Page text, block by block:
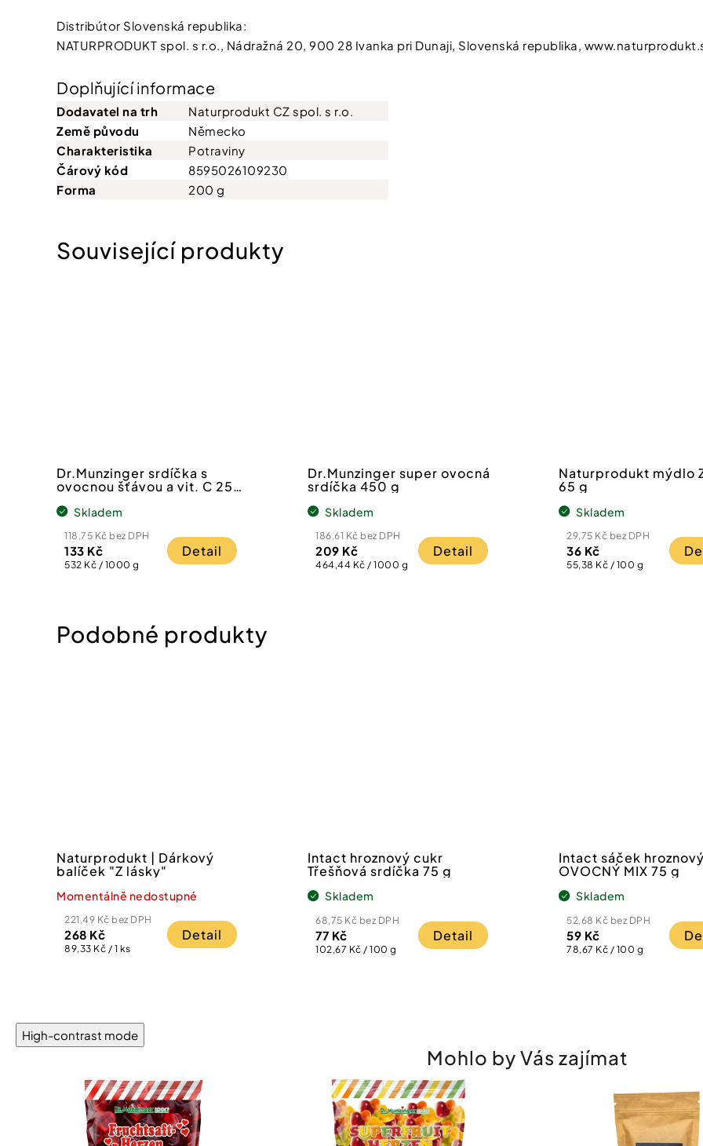
Distribútor Slovenská republika:
NATURPRODUKT spol. s r.o., Nádražná 20, 900 28 Ivanka pri Dunaji, Slovenská republika,
Doplňující informace
Dodavatel na trh
Naturprodukt CZ spol. s r.o.
Země původu
Německo
Charakteristika
Potraviny
Čárový kód
8595026109230
Forma
200 g
Dr.Munzinger srdíčka s
ovocnou šťávou a vit. C 250
Skladem
118,75 Kč bez DPH
133 Kč
Měrná
532 Kč / 1000 g
Detail
Dr.Munzinger super ovocná
srdíčka 450 g
Skladem
186,61 Kč bez DPH
209 Kč
Měrná
464,44 Kč / 1000 g
Detail
Naturprodukt mýdlo
65 g
Skladem
29,75 Kč bez DPH
36 Kč
Měrná
55,38 Kč / 100 g
Naturprodukt | Dárkový
balíček "Z lásky"
Momentálně nedostupné
221,49 Kč bez DPH
268 Kč
Měrná
89,33 Kč / 1 ks
Detail
Intact hroznový cukr
Třešňová srdíčka 75 g
Skladem
68,75 Kč bez DPH
77 Kč
Měrná
102,67 Kč / 100 g
Detail
Intact sáček
OVOCNÝ MIX 75 g
Skladem
52,68 Kč bez DPH
59 Kč
Měrná
78,67 Kč / 100 g
High-contrast mode
Mohlo by Vás zajímat
a výhody od nás dostanete.